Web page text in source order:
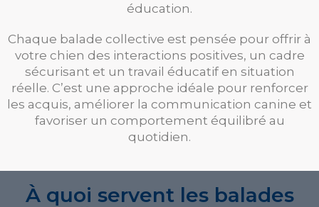
éducation.
Chaque balade collective est pensée pour offrir à
votre chien des interactions positives, un cadre
sécurisant et un travail éducatif en situation
réelle. C’est une approche idéale pour renforcer
les acquis, améliorer la communication canine et
favoriser un comportement équilibré au
quotidien.
À quoi servent les balades